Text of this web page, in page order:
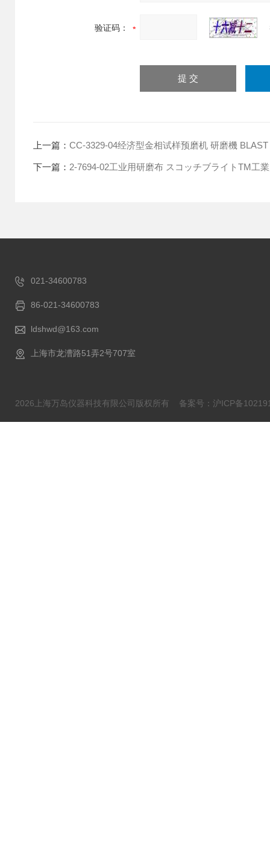
验证码：
上一篇： CC-3329-04经济型金相试样预磨机 研磨機
下一篇： 2-7694-02工业用研磨布 スコッチブライトTM工
021-34600783
86-021-34600783
ldshwd@163.com
上海市龙漕路51弄2号707室
2026上海万岛仪器科技有限公司版权所有 备案号：沪ICP备